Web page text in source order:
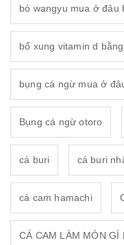
bò wangyu mua ở đâu
bổ xung vitamin d
bụng cá ngừ mua ở
Bụng cá ngừ otoro
cá buri cá buri
cá cam hamachi
CÁ CAM LÀM MÓN GÌ